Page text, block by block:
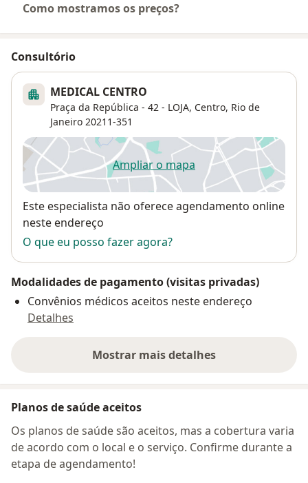
Como mostramos os preços?
Consultório
MEDICAL CENTRO
Praça da República - 42 - LOJA, Centro, Rio de
Janeiro 20211-351
Ampliar o mapaabre num novo separador
Disponibilidade
Este especialista não oferece agendamento online
neste endereço
O que eu posso fazer agora?
Modalidades de pagamento (visitas privadas)
Convênios médicos aceitos neste endereço
Detalhes
Mostrar mais detalhes
sobre o endereço
Planos de saúde aceitos
Os planos de saúde são aceitos, mas a cobertura varia
de acordo com o local e o serviço. Confirme durante a
etapa de agendamento!